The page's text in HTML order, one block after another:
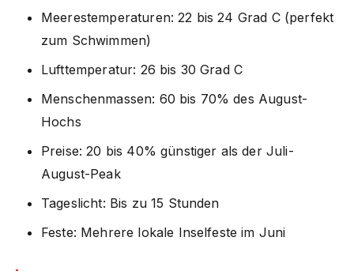
Meerestemperaturen: 22 bis 24 Grad C (perfekt
zum Schwimmen)
Lufttemperatur: 26 bis 30 Grad C
Menschenmassen: 60 bis 70% des August-
Hochs
Preise: 20 bis 40% günstiger als der Juli-
August-Peak
Tageslicht: Bis zu 15 Stunden
Feste: Mehrere lokale Inselfeste im Juni